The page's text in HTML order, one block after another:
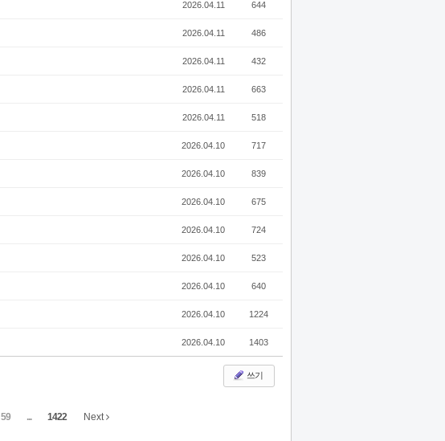
2026.04.11 644
2026.04.11 486
2026.04.11 432
2026.04.11 663
2026.04.11 518
2026.04.10 717
2026.04.10 839
2026.04.10 675
2026.04.10 724
2026.04.10 523
2026.04.10 640
2026.04.10 1224
2026.04.10 1403
쓰기
59 ... 1422 Next